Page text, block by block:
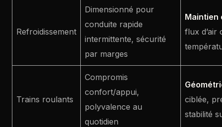
Refroidissement
Dimensionné pour
conduite rapide
intermittente, sécurité
par marges
Maintien
flux d’air
Trains roulants
Compromis
confort/appui,
polyvalence au
quotidien
ciblée,
stabilité